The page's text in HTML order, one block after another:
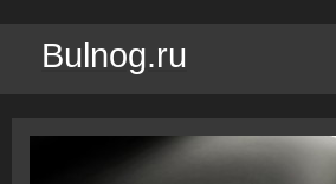
Bulnog.ru